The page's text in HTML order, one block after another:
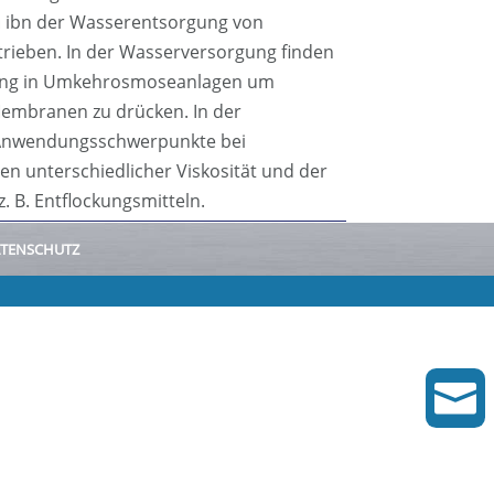
der Wasserentsorgung von
In der Wasserversorgung finden
in Umkehrosmoseanlagen um
zu drücken. In der
bei
unterschiedlicher Viskosität und der
B. Entflockungsmitteln.
